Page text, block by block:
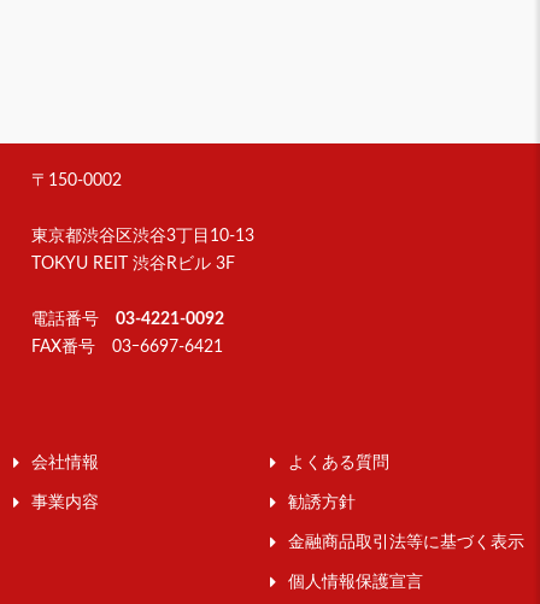
〒150-0002
東京都渋谷区渋谷3丁目10-13
TOKYU REIT 渋谷Rビル 3F
電話番号03-4221-0092
FAX番号 03ｰ6697-6421
会社情報
事業内容
よくある質問
勧誘方針
金融商品取引法等に基づく表示
個人情報保護宣言